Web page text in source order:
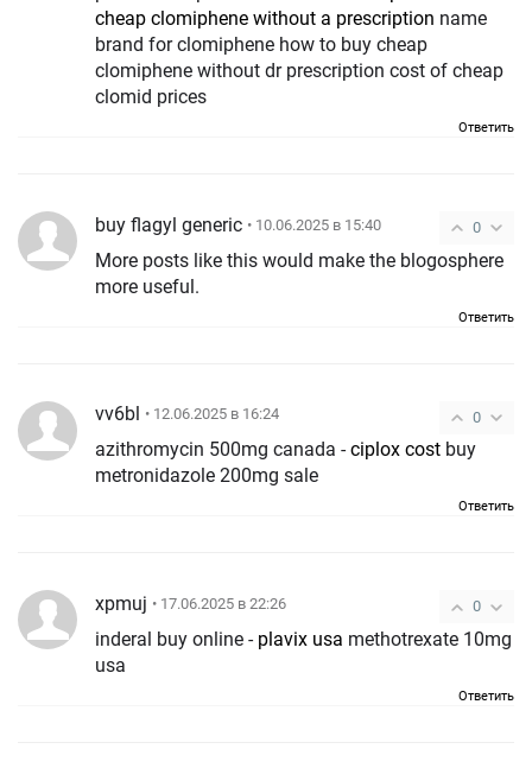
cheap clomiphene without a prescription name
brand for clomiphene how to buy cheap
clomiphene without dr prescription cost of cheap
clomid prices
Ответить
0
buy flagyl generic • 10.06.2025 в 15:40
More posts like this would make the blogosphere
more useful.
Ответить
0
vv6bl • 12.06.2025 в 16:24
azithromycin 500mg canada -ciplox cost buy
metronidazole 200mg sale
Ответить
0
xpmuj • 17.06.2025 в 22:26
inderal buy online - plavix usa methotrexate 10mg
usa
Ответить